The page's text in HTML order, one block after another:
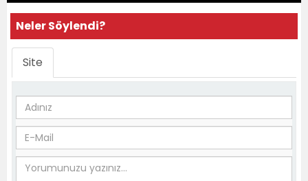
Neler Söylendi?
Site